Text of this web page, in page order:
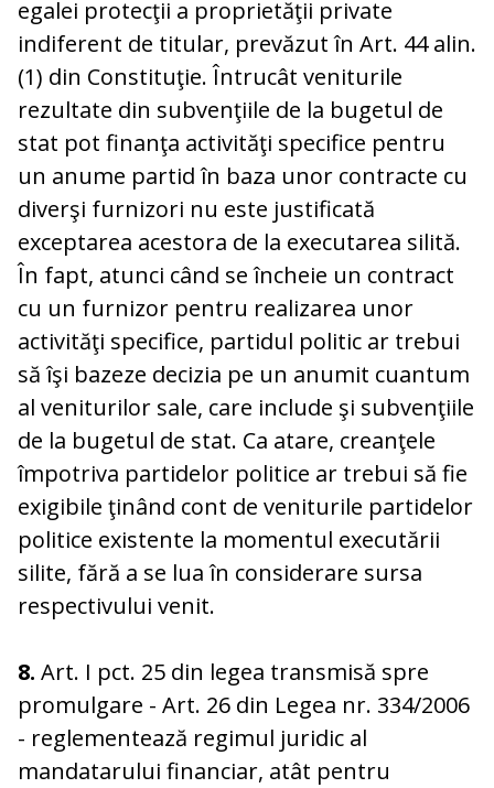
egalei protecţii a proprietăţii private
indiferent de titular, prevăzut în Art. 44 alin.
(1) din Constituţie. Întrucât veniturile
rezultate din subvenţiile de la bugetul de
stat pot finanţa activităţi specifice pentru
un anume partid în baza unor contracte cu
diverşi furnizori nu este justificată
exceptarea acestora de la executarea silită.
În fapt, atunci când se încheie un contract
cu un furnizor pentru realizarea unor
activităţi specifice, partidul politic ar trebui
să îşi bazeze decizia pe un anumit cuantum
al veniturilor sale, care include şi subvenţiile
de la bugetul de stat. Ca atare, creanţele
împotriva partidelor politice ar trebui să fie
exigibile ţinând cont de veniturile partidelor
politice existente la momentul executării
silite, fără a se lua în considerare sursa
respectivului venit.
8. Art. I pct. 25 din legea transmisă spre
promulgare - Art. 26 din Legea nr. 334/2006
- reglementează regimul juridic al
mandatarului financiar, atât pentru